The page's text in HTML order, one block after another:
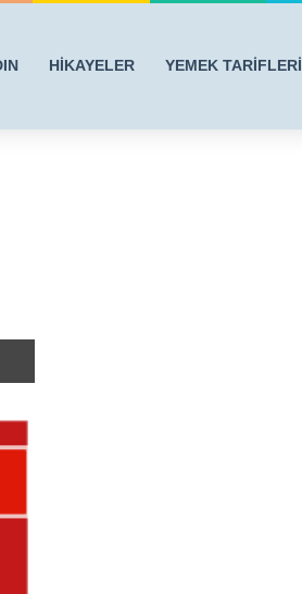
HİKAYELER YEMEK TARİFLERİ
Yazdır